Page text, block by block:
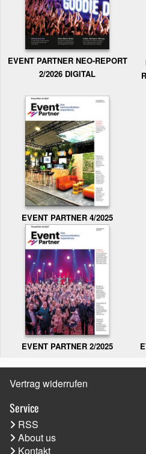
EVENT PARTNER NEO-REPORT
2/2026 DIGITAL
EVENT PARTNER 4/2025
EVENT PARTNER 2/2025
Vertrag widerrufen
Service
RSS
About us
Kontakt